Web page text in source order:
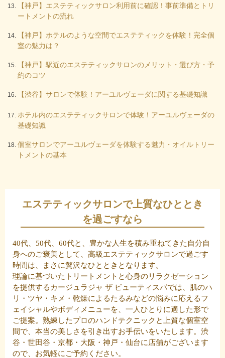
【神戸】エステティックサロン利用前に確認！事前準備とトリ
ートメントの流れ
【神戸】ホテルのような空間でエステティックを体験！完全個
室の魅力は？
【神戸】駅近のエステティックサロンのメリット・選び方・予
約のコツ
【渋谷】サロンで体験！アーユルヴェーダに関する基礎知識
ホテル内のエステティックサロンで体験！アーユルヴェーダの
基礎知識
個室サロンでアーユルヴェーダを体験する魅力・オイルトリー
トメントの基本
エステティックサロンで上質なひととき
を過ごすなら
40代、50代、60代と、豊かな人生を積み重ねてきた自分自
身へのご褒美として、高級エステティックサロンで過ごす
時間は、まさに贅沢なひとときとなります。
理論に基づいたトリートメントと心身のリラクゼーション
を提供するカージュラジャ ザ ビューティスパでは、肌のハ
リ・ツヤ・キメ・乾燥によるたるみなどの悩みに応えるフ
ェイシャルやボディメニューを、一人ひとりに適した形で
ご提案。熟練したプロのハンドテクニックと上質な個室空
間で、本当の美しさを引き出すお手伝いをいたします。渋
谷・世田谷・京都・大阪・神戸・仙台に店舗がございます
ので、お気軽にご予約ください。